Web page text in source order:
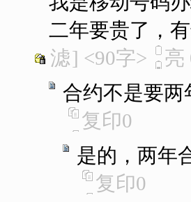
二年要贵了，
滤] <90字> 亮
合约不是要两
复印0
是的，两年
复印0